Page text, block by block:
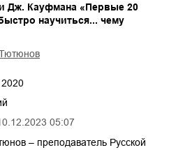
05:07
Дж. Кауфмана «Первые 20
научиться... чему
2020
– преподаватель Русской